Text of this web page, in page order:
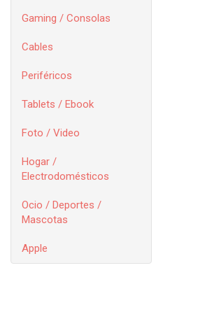
Gaming / Consolas
Cables
Periféricos
Tablets / Ebook
Foto / Video
Hogar /
Electrodomésticos
Ocio / Deportes /
Mascotas
Apple